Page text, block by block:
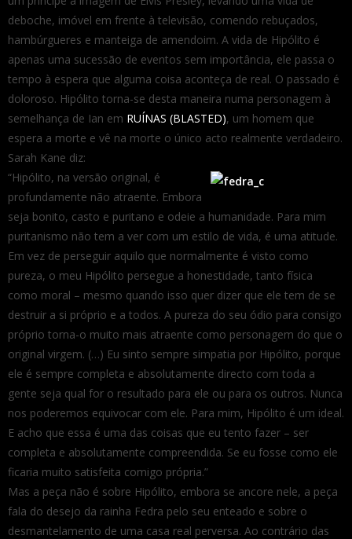
deboche, imóvel em frente à televisão, comendo rebuçados,
hambúrgueres e manteiga de amendoim. A vida de Hipólito é
apenas uma sucessão de eventos sem importância, ele passa o
tempo à espera que alguma coisa aconteça de real. O passado é
doloroso. Hipólito torna-se desta maneira numa personagem à
semelhança de Ian em RUÍNAS (BLASTED), um homem que
espera a morte e vê na morte o único acto realmente verdadeiro.
Sarah Kane diz:
“Hipólito, na versão original, é
profundamente não atraente. Embora
seja bonito, casto e puritano e odeie a humanidade. Para mim
puritanismo não tem a ver com um estilo de vida, é uma atitude.
Em vez de perseguir aquilo que normalmente é visto como
pureza, o meu Hipólito persegue a honestidade, tanto física
como moral – mesmo quando isso quer dizer que ele tem de se
destruir a si próprio e a todos. A pureza do seu ódio para consigo
próprio torna-o muito mais atraente como personagem do que o
original virgem. (…) Eu sinto sempre simpatia por Hipólito, porque
ele é sempre completa e absolutamente directo com toda a
gente seja qual for o resultado para ele ou para os outros. Nunca
nos poderemos equivocar com ele. Para mim, Hipólito é um ideal.
E acho que essa é uma das coisas que eu tento fazer – ser
completa e absolutamente compreendida. Se eu fosse como ele
ficaria muito satisfeita comigo própria.”
Mas a peça não é sobre Hipólito, embora se ancore nele, a peça
fala do desejo da rainha Fedra pelo seu enteado e sobre o
desmantelamento de uma casa real perversa. Ao contrário das